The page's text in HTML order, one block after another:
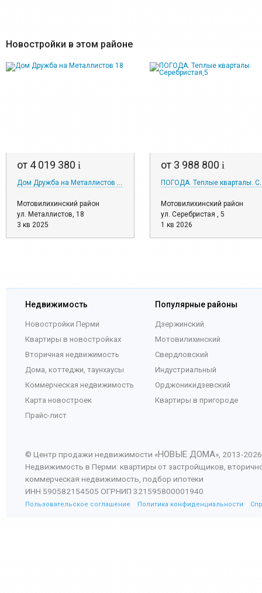
Новостройки в этом районе
от 4 019 380 i
Дом Дружба на Металлистов 18
Мотовилихинский район
ул. Металлистов, 18
3 кв 2025
от 3 988 800 i
ПОГОДА.
Мотовилихинский район
ул. Серебристая , 5
1 кв 2026
Недвижимость
Новостройки Перми
Квартиры в новостройках
Вторичная недвижимость
Дома, коттеджи, таунхаусы
Коммерческая недвижимость
Карта новостроек
Прайс-лист
Популярные районы
Дзержинский
Мотовилихинский
Свердловский
Индустриальный
Орджоникидзевский
Квартиры в пригороде
© Центр продажи недвижимости «НОВЫЕ ДОМА», 2013-2026
Недвижимость в Перми: квартиры от застройщиков,
коммерческая недвижимость, подбор ипотеки
ИНН 590582154505 ОГРНИП 321595800001940
Пользовательское соглашение Политика конфиденциальности